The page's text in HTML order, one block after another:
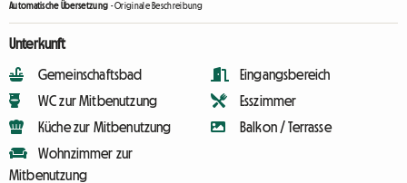
Automatische Übersetzung -Originale Beschreibung
Unterkunft
Gemeinschaftsbad
WC zur Mitbenutzung
Küche zur Mitbenutzung
Wohnzimmer zur
Mitbenutzung
Eingangsbereich
Esszimmer
Balkon / Terrasse